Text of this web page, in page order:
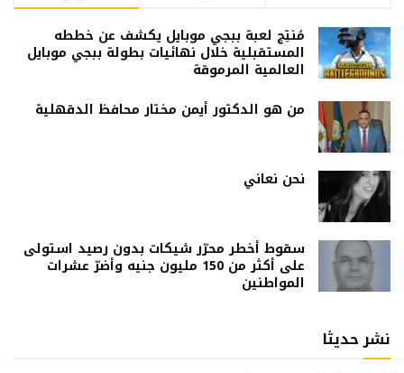
مُنتِج لعبة ببجي موبايل يكشف عن خططه
المستقبلية خلال نهائيات بطولة ببجي موبايل
العالمية المرموقة
من هو الدكتور أيمن مختار محافظ الدقهلية
نحن نعاني
سقوط أخطر محرّر شيكات بدون رصيد استولى
على أكثر من 150 مليون جنيه وأضرّ عشرات
المواطنين
نشر حديثا